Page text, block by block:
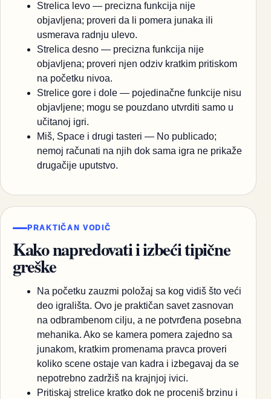
Strelica levo — precizna funkcija nije
objavljena; proveri da li pomera junaka ili
usmerava radnju ulevo.
Strelica desno — precizna funkcija nije
objavljena; proveri njen odziv kratkim pritiskom
na početku nivoa.
Strelice gore i dole — pojedinačne funkcije nisu
objavljene; mogu se pouzdano utvrditi samo u
učitanoj igri.
Miš, Space i drugi tasteri — No publicado;
nemoj računati na njih dok sama igra ne prikaže
drugačije uputstvo.
PRAKTIČAN VODIČ
Kako napredovati i izbeći tipične
greške
Na početku zauzmi položaj sa kog vidiš što veći
deo igrališta. Ovo je praktičan savet zasnovan
na odbrambenom cilju, a ne potvrđena posebna
mehanika. Ako se kamera pomera zajedno sa
junakom, kratkim promenama pravca proveri
koliko scene ostaje van kadra i izbegavaj da se
nepotrebno zadržiš na krajnjoj ivici.
Pritiskaj strelice kratko dok ne proceniš brzinu i